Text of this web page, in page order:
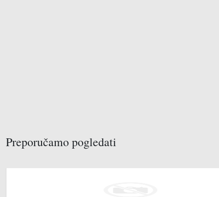
Preporučamo pogledati